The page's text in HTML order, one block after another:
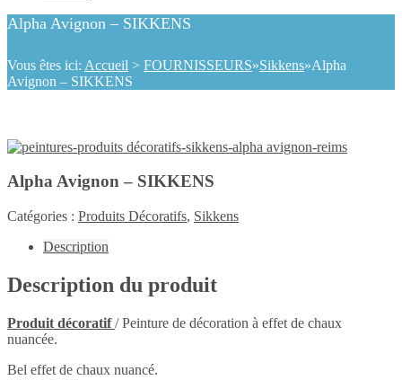
Alpha Avignon – SIKKENS
Vous êtes ici: Accueil > FOURNISSEURS»Sikkens»Alpha
Avignon – SIKKENS
Alpha Avignon – SIKKENS
Catégories : Produits Décoratifs, Sikkens
Description
Description du produit
Produit décoratif/ Peinture de décoration à effet de chaux
nuancée.
Bel effet de chaux nuancé.